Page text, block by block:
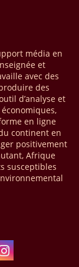
de l'année
rapport intitulé
2026 » précise
établie à 2091
a également
Mobile money
92 milliards de
de 125 milliards
Group, et
Industries
créative africaine
59 milliards
à près de 2000
aussi, selon le
média en
et
avec des
des
d’analyse et
en ligne
continent en
positivement
Afrique
susceptibles